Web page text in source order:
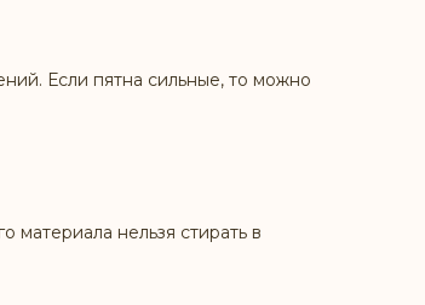
Если пятна сильные, то можно
материала нельзя стирать в